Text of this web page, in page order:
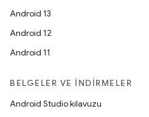
Android 13
Android 12
Android 11
BELGELER VE İNDIRMELER
Android Studio kılavuzu